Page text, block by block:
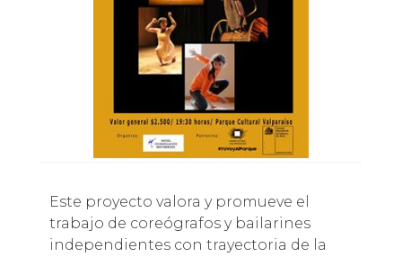
Este proyecto valora y promueve el
trabajo de coreógrafos y bailarines
independientes con trayectoria de la